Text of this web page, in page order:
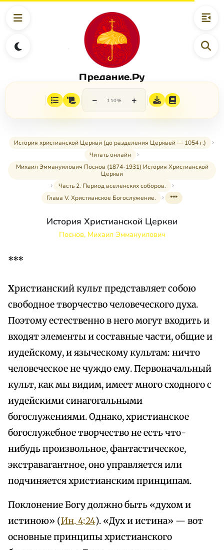
Предание.Ру
− 110% +
История христианской Церкви (до разделения Церквей — 1054 г.)
Читать онлайн
Михаил Эммануилович Поснов (1874-1931) История Христианской
Церкви
Часть 2. Период вселенских соборов.
Глава V. Христианское Богослужение.
***
История Христианской Церкви
Поснов, Михаил Эммануилович
***
Христианский культ представляет собою
свободное творчество человеческого духа.
Поэтому естественно в него могут входить и
входят элементы и составные части, общие и
иудейскому, и языческому культам: ничто
человеческое не чуждо ему. Первоначальный
культ, как мы видим, имеет много сходного с
иудейскими синагогальными
богослужениями. Однако, христианское
богослужебное творчество не есть что-
нибудь произвольное, фантастическое,
экстравагантное, оно управляется или
подчиняется христианским принципам.
Поклонение Богу должно быть «духом и
истиною» (Ин. 4:24). «Дух и истина» — вот
основные принципы христианского